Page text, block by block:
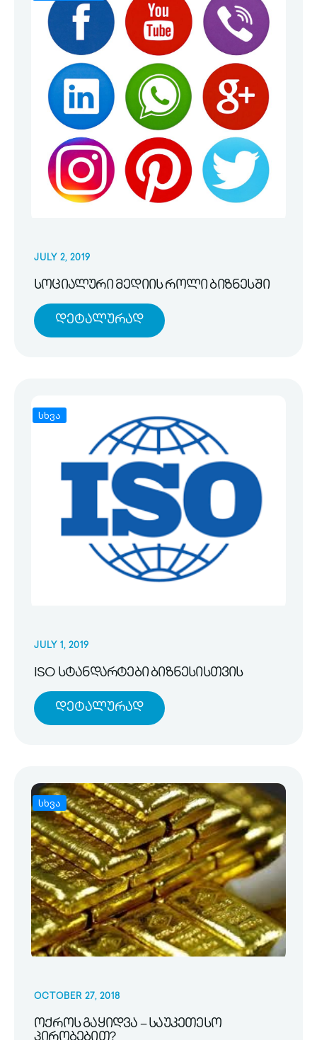
JULY 2, 2019
სოციალური მედიის როლი ბიზნესში
Დეტალურად
სხვა
JULY 1, 2019
ISO სტანდარტები ბიზნესისთვის
Დეტალურად
სხვა
OCTOBER 27, 2018
ოქროს გაყიდვა – საუკეთესო